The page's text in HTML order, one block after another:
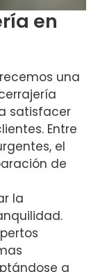
en
una
satisfacer
Entre
el
de
la
a